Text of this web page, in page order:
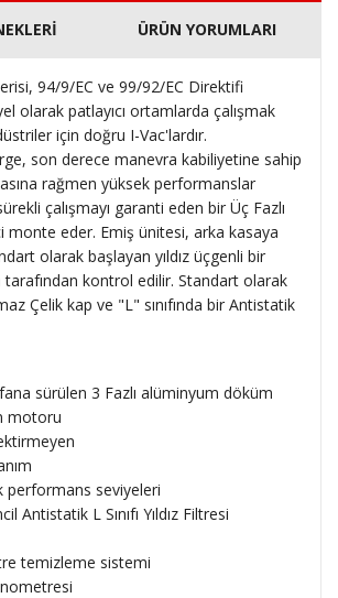
ÜRÜN YORUMLARI
94/9/EC ve 99/92/EC Direktifi
olarak patlayıcı ortamlarda çalışmak
için doğru I-Vac'lardır.
son derece manevra kabiliyetine sahip
rağmen yüksek performanslar
çalışmayı garanti eden bir Üç Fazlı
monte eder. Emiş ünitesi, arka kasaya
olarak başlayan yıldız üçgenli bir
kontrol edilir. Standart olarak
Çelik kap ve "L" sınıfında bir Antistatik
sürülen 3 Fazlı alüminyum döküm
motoru
performans seviyeleri
Antistatik L Sınıfı Yıldız Filtresi
temizleme sistemi